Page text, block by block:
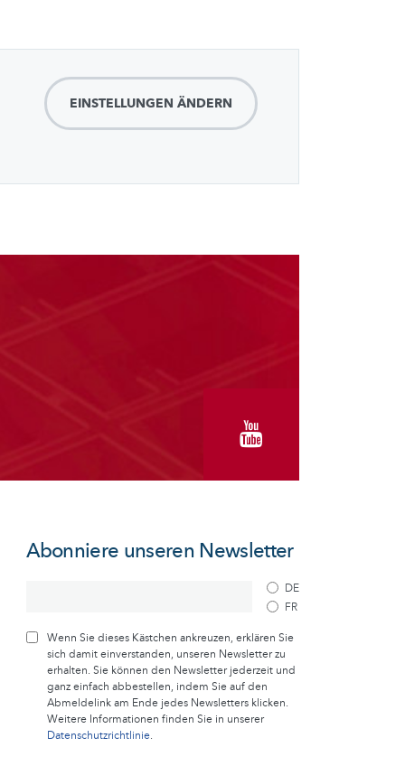
EINSTELLUNGEN ÄNDERN
Abonniere unseren Newsletter
DE
FR
Wenn Sie dieses Kästchen ankreuzen, erklären Sie
sich damit einverstanden, unseren Newsletter zu
erhalten. Sie können den Newsletter jederzeit und
ganz einfach abbestellen, indem Sie auf den
Abmeldelink am Ende jedes Newsletters klicken.
Weitere Informationen finden Sie in unserer
Datenschutzrichtlinie.